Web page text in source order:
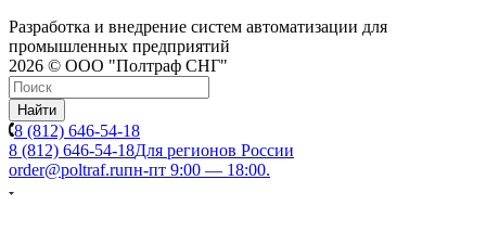
Разработка и внедрение систем автоматизации для
промышленных предприятий
2026 © ООО "Полтраф СНГ"
Найти
8 (812) 646-54-18
8 (812) 646-54-18Для регионов России
order@poltraf.ruпн-пт 9:00 — 18:00.